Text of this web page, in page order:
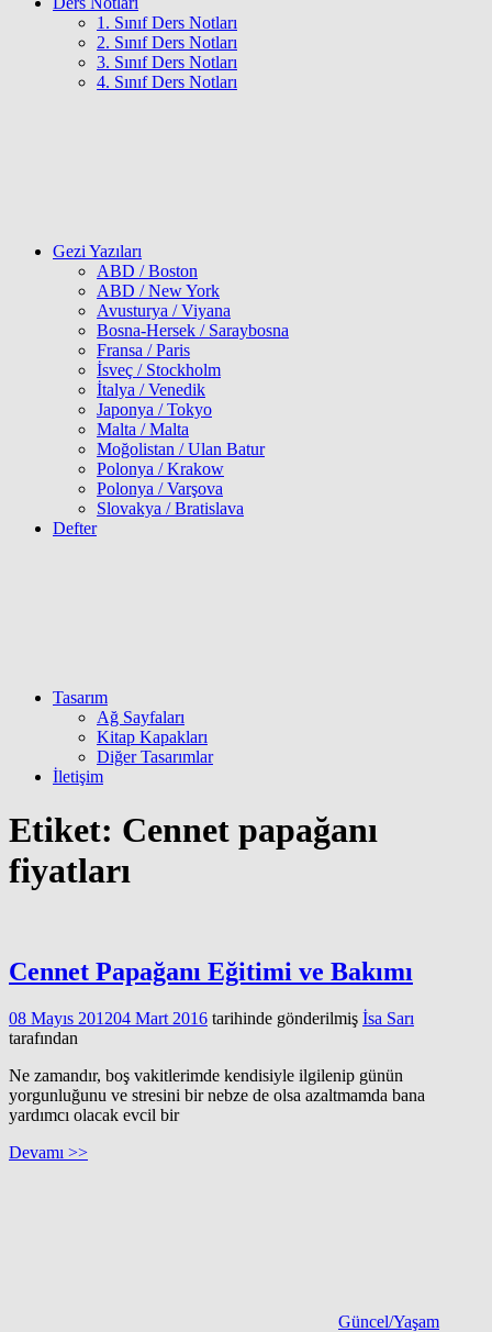
1. Sınıf Ders Notları
2. Sınıf Ders Notları
3. Sınıf Ders Notları
4. Sınıf Ders Notları
Gezi Yazıları
ABD / Boston
ABD / New York
Avusturya / Viyana
Bosna-Hersek / Saraybosna
Fransa / Paris
İsveç / Stockholm
İtalya / Venedik
Japonya / Tokyo
Malta / Malta
Moğolistan / Ulan Batur
Polonya / Krakow
Polonya / Varşova
Slovakya / Bratislava
Defter
Tasarım
Ağ Sayfaları
Kitap Kapakları
Diğer Tasarımlar
İletişim
Etiket: Cennet papağanı
fiyatları
Cennet Papağanı Eğitimi ve Bakımı
08 Mayıs 201204 Mart 2016 tarihinde gönderilmiş İsa Sarı
tarafından
Ne zamandır, boş vakitlerimde kendisiyle ilgilenip günün
yorgunluğunu ve stresini bir nebze de olsa azaltmamda bana
yardımcı olacak evcil bir
Devamı >>
Güncel/Yaşam